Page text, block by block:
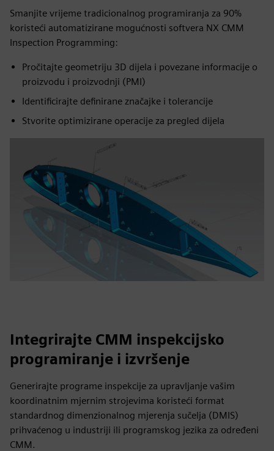
Smanjite vrijeme tradicionalnog programiranja za 90%
koristeći automatizirane mogućnosti softvera NX CMM
Inspection Programming:
Pročitajte geometriju 3D dijela i povezane informacije o
proizvodu i proizvodnji (PMI)
Identificirajte definirane značajke i tolerancije
Stvorite optimizirane operacije za pregled dijela
Integrirajte CMM inspekcijsko
programiranje i izvršenje
Generirajte programe inspekcije za upravljanje vašim
koordinatnim mjernim strojevima koristeći format
standardnog dimenzionalnog mjerenja sučelja (DMIS)
prihvaćenog u industriji ili programskog jezika za određeni
CMM.